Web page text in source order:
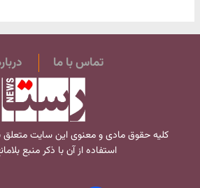
تماس با ما
کلیه حقوق مادی و معنوی این سایت متعلق
استفاده از آن با ذکر منبع